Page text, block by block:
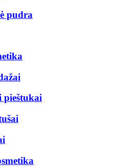
pudra
pieštukai